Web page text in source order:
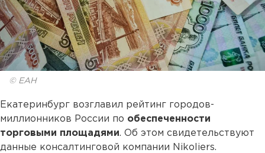
© ЕАН
Екатеринбург возглавил рейтинг городов-
миллионников России по обеспеченности
торговыми площадями. Об этом свидетельствуют
данные консалтинговой компании Nikoliers.